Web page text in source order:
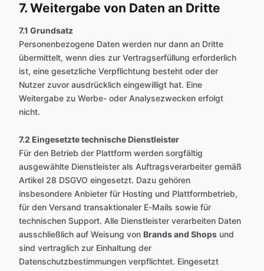
7. Weitergabe von Daten an Dritte
7.1 Grundsatz
Personenbezogene Daten werden nur dann an Dritte
übermittelt, wenn dies zur Vertragserfüllung erforderlich
ist, eine gesetzliche Verpflichtung besteht oder der
Nutzer zuvor ausdrücklich eingewilligt hat. Eine
Weitergabe zu Werbe- oder Analysezwecken erfolgt
nicht.
7.2 Eingesetzte technische Dienstleister
Für den Betrieb der Plattform werden sorgfältig
ausgewählte Dienstleister als Auftragsverarbeiter gemäß
Artikel 28 DSGVO eingesetzt. Dazu gehören
insbesondere Anbieter für Hosting und Plattformbetrieb,
für den Versand transaktionaler E-Mails sowie für
technischen Support. Alle Dienstleister verarbeiten Daten
ausschließlich auf Weisung von Brands and Shops und
sind vertraglich zur Einhaltung der
Datenschutzbestimmungen verpflichtet. Eingesetzt